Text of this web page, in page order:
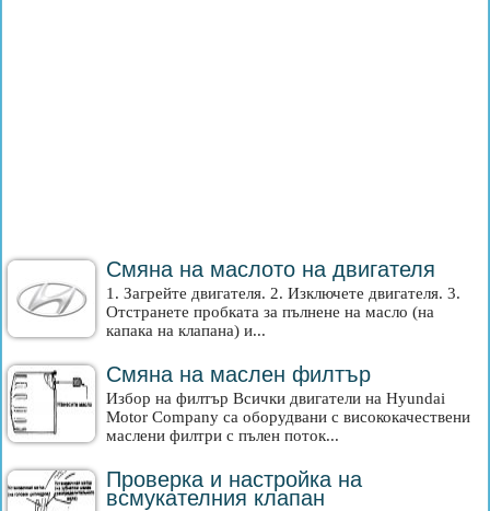
Смяна на маслото на двигателя
1. Загрейте двигателя. 2. Изключете двигателя. 3.
Отстранете пробката за пълнене на масло (на
капака на клапана) и...
Смяна на маслен филтър
Избор на филтър Всички двигатели на Hyundai
Motor Company са оборудвани с висококачествени
маслени филтри с пълен поток...
Проверка и настройка на
всмукателния клапан